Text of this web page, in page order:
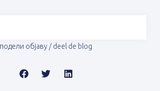
подели објаву / deel de blog